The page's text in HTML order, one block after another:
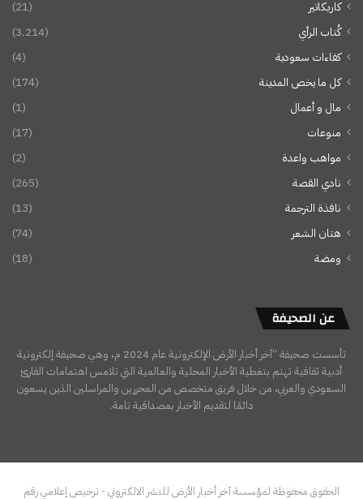
كاريكاتير
(21)
كُتاب الرأي
(3٬214)
كفاءات سعودية
(4)
كل ما يخص المدينة
(174)
مال و أعمال
(1)
منوعات
(17)
مواهب واعدة
(2)
نادي القصة
(265)
نافذة الترجمة
(13)
هتان الشعر
(74)
ومضة
(18)
عن الصحيفة
تأسست صحيفة “آخر أخبار الأرض الإلكترونية عام 2024 م، وهي صحيفة إلكترونية
أدبية ثقافية تهتم بتغطية الأخبار المحلية والعالمية التي تلامس اهتمامات القارئ
السعودي والعربي، من خلال فريق متخصص من المحررين والمراسلين الذين يسعون
دائمًا لتقديم الأخبار بمصداقية تامة.
الحقوق محفوظة لمؤسسة آخر أخبار الأرض للنشر الالكتروني - ترخيص إعلامي رقم